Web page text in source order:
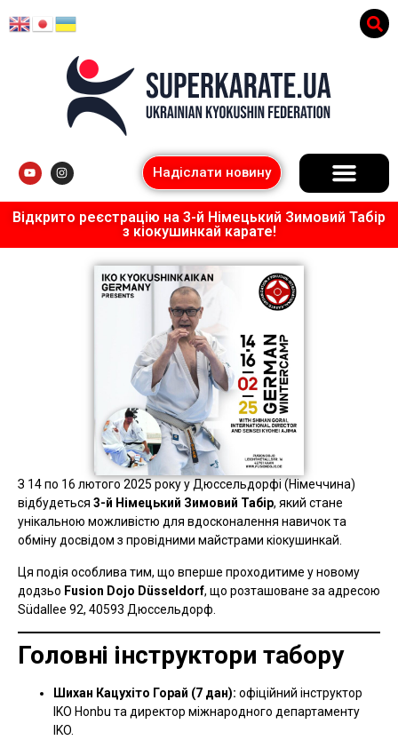
Надіслати новину
Відкрито реєстрацію на 3-й Німецький Зимовий Табір
з кіокушинкай карате!
З 14 по 16 лютого 2025 року у Дюссельдорфі (Німеччина)
відбудеться 3-й Німецький Зимовий Табір, який стане
унікальною можливістю для вдосконалення навичок та
обміну досвідом з провідними майстрами кіокушинкай.
Ця подія особлива тим, що вперше проходитиме у новому
додзьо Fusion Dojo Düsseldorf, що розташоване за адресою
Südallee 92, 40593 Дюссельдорф.
Головні інструктори табору
Шихан Кацухіто Горай (7 дан): офіційний інструктор
IKO Honbu та директор міжнародного департаменту
IKO.